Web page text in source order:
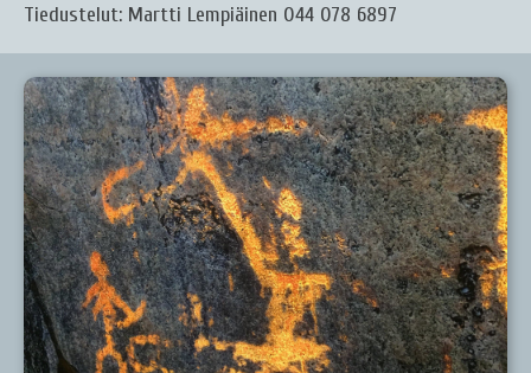
Tiedustelut: Martti Lempiäinen 044 078 6897